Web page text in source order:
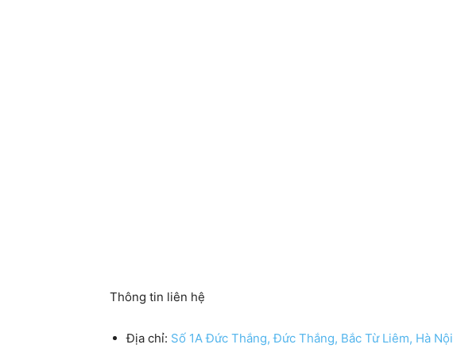
Thông tin liên hệ
Địa chỉ: Số 1A Đức Thắng, Đức Thắng, Bắc Từ Liêm, Hà Nội